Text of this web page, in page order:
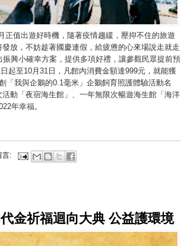
正值出遊好時機，隨著疫情趨緩，壓抑不住的旅遊
放，不妨趁著國慶連假，給疲憊的心來場說走就走
興小確幸方案，提供多項好禮，讓參觀民眾提前預
起至10月31日，凡館內消費金額達999元，就能獲
「我與企鵝的0.1毫米」企鵝飼育照護體驗活動名
動「夜宿海生館」、一年無限次暢遊海生館「海洋
年幸福。
言:
金祈福迴向大典 公益護環境